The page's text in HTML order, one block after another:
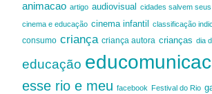
animacao artigo audiovisual cidades salvem
cinema e educação cinema infantil classificação
consumo criança criança autora crianças dia
educação
esse rio e meu facebook Festival do Rio